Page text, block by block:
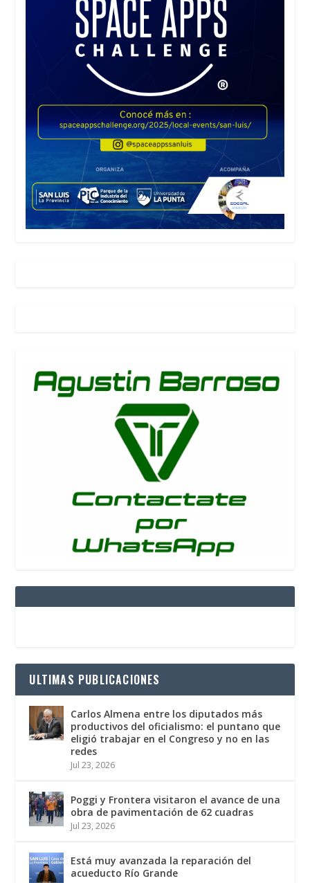
ULTIMAS PUBLICACIONES
Carlos Almena entre los diputados más
productivos del oficialismo: el puntano que
eligió trabajar en el Congreso y no en las
redes
Jul 23, 2026
Poggi y Frontera visitaron el avance de una
obra de pavimentación de 62 cuadras
Jul 23, 2026
Está muy avanzada la reparación del
acueducto Río Grande